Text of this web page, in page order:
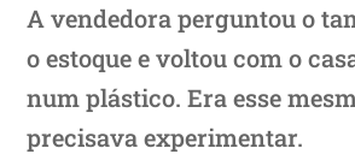
A vendedora perguntou o
o estoque e voltou com o
num plástico. Era esse
precisava experimentar.